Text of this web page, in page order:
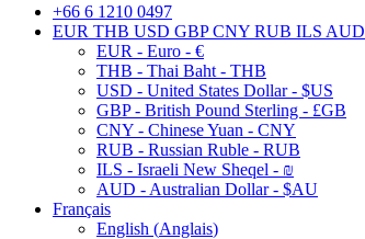
+66 6 1210 0497
EUR THB USD GBP CNY RUB ILS AUD
EUR - Euro - €
THB - Thai Baht - THB
USD - United States Dollar - $US
GBP - British Pound Sterling - £GB
CNY - Chinese Yuan - CNY
RUB - Russian Ruble - RUB
ILS - Israeli New Sheqel - ₪
AUD - Australian Dollar - $AU
Français
English (Anglais)